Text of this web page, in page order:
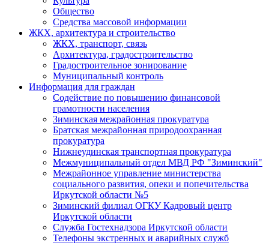
Общество
Средства массовой информации
ЖКХ, архитектура и строительство
ЖКХ, транспорт, связь
Архитектура, градостроительство
Градостроительное зонирование
Муниципальный контроль
Информация для граждан
Содействие по повышению финансовой
грамотности населения
Зиминская межрайонная прокуратура
Братская межрайонная природоохранная
прокуратура
Нижнеудинская транспортная прокуратура
Межмуниципальный отдел МВД РФ "Зиминский"
Межрайонное управление министерства
социального развития, опеки и попечительства
Иркутской области №5
Зиминский филиал ОГКУ Кадровый центр
Иркутской области
Служба Гостехнадзора Иркутской области
Телефоны экстренных и аварийных служб